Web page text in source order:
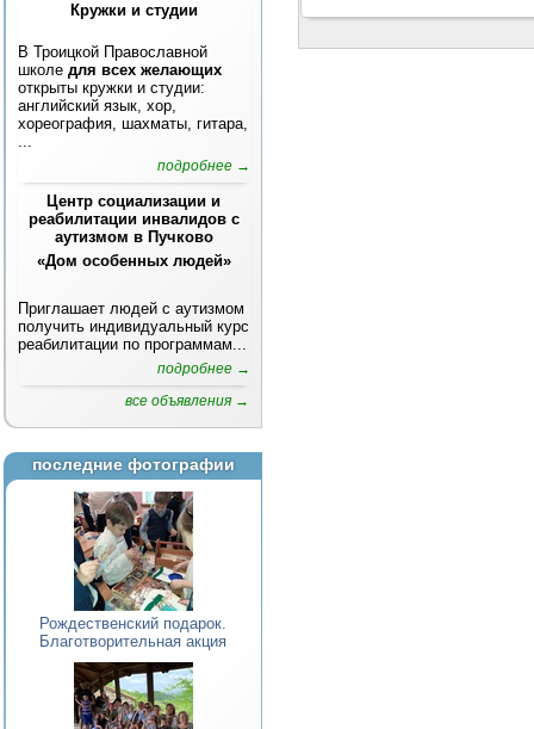
Кружки и студии
В Троицкой Православной
школе для всех желающих
открыты кружки и студии:
английский язык, хор,
хореография, шахматы, гитара,
...
подробнее →
Центр социализации и
реабилитации инвалидов с
аутизмом в Пучково
«Дом особенных людей»
Приглашает людей с аутизмом
получить индивидуальный курс
реабилитации по программам...
подробнее →
все объявления →
последние фотографии
Рождественский подарок.
Благотворительная акция